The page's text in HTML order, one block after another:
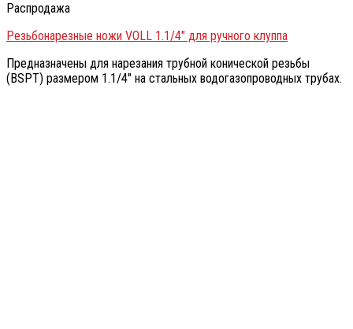
Распродажа
Резьбонарезные ножи VOLL 1.1/4″ для ручного клуппа
Предназначены для нарезания трубной конической резьбы
(BSPT) размером 1.1/4″ на стальных водогазопроводных трубах.